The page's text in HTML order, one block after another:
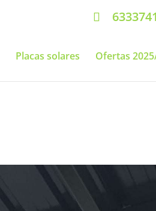
Placas solares Ofertas